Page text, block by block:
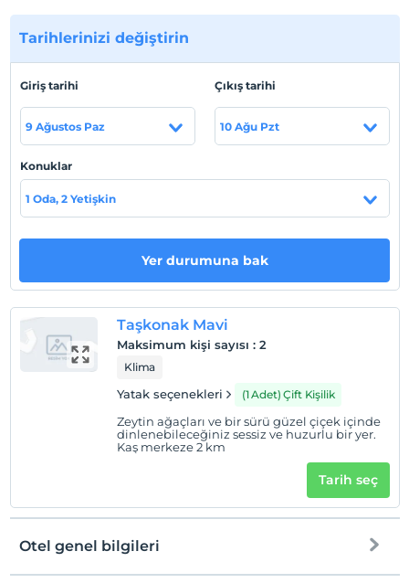
kurutma makinesi yer almaktadır. Her daire de mutfakta
ocak, elektrikli su ısıtıcısı ve mini bar bulunmaktadır.
almaktadır. Şehir ve Deniz Manzarası ile gözlerinize ve
içinize ferahlık katacak, aynı zaman da Zevkle döşenmiş
mobilyaları ile sizlere kaliteli Apart hizmeti sunan
oturma alanı mevcuttur. Özel banyoda duş ve saç
kurutma makinesi yer almaktadır. Her daire de mutfakta
ocak, elektrikli su ısıtıcısı ve mini bar bulunmaktadır.
09:00 ile 18:00 saatleri arasında hizmetinizdedir. Yürüme
ürünleri spesiyaliteleri olmak üzere lezzetli yemekler
mevcuttur.
Tesis lokasyon bilgileri
Dalaman Havalimanına 155 km mesafededir..
Yerel plajlar yaklaşık 2 km mesafededir.
Haritada Göster
Otel koşulları
Tarihlerinizi değiştirin
Giriş tarihi
9 Ağustos Paz
Çıkış tarihi
10 Ağu Pzt
Konuklar
1 Oda, 2 Yetişkin
Yer durumuna bak
Taşkonak Mavi
Maksimum kişi sayısı : 2
Klima
Yatak seçenekleri (1 Adet) Çift Kişilik
Zeytin ağaçları ve bir sürü güzel çiçek içinde
dinlenebileceğiniz sessiz ve huzurlu bir yer.
Kaş merkeze 2 km
Tarih seç
Otel genel bilgileri